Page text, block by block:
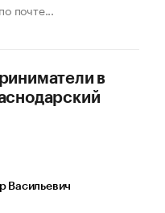
Как живет глава
рассказал Маск в
ключевых основ
российской нефти —
почте...
в
Васильевич